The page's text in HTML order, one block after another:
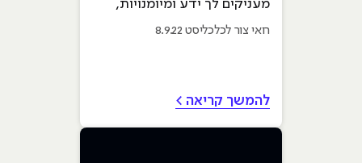
מעניקים לך ידע ומיומנויות,
אלא מלמדים איך לענות על
רואי צור לכלכליסט 8.9.22
להמשך קריאה >